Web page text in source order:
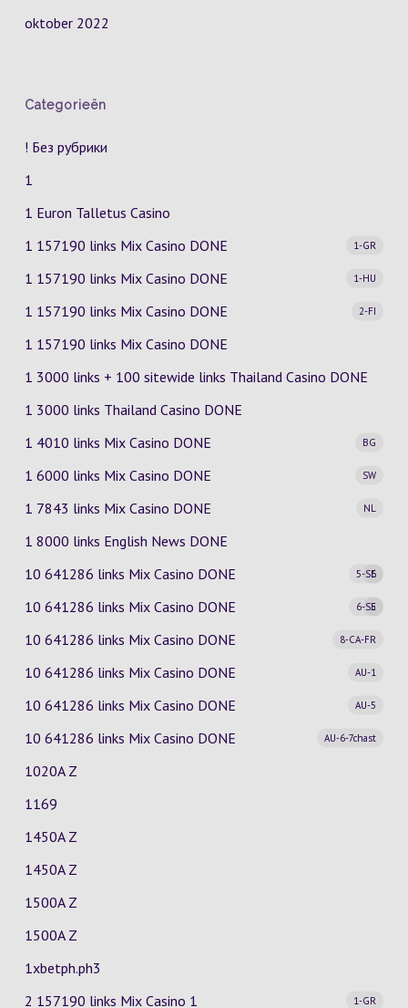
oktober 2022
Categorieën
! Без рубрики
1
1 Euron Talletus Casino
1 157190 links Mix Casino
1-GR
DONE
1 157190 links Mix Casino
1-HU
DONE
1 157190 links Mix Casino
2-FI
DONE
1 157190 links Mix Casino DONE
1 3000 links + 100 sitewide links Thailand Casino DONE
1 3000 links Thailand Casino DONE
1 4010 links Mix Casino
BG
DONE
1 6000 links Mix Casino
SW
DONE
1 7843 links Mix Casino
NL
DONE
1 8000 links English News DONE
10 641286 links Mix Casino
5-SE
6
DONE
10 641286 links Mix Casino
6-SE
5
DONE
10 641286 links Mix Casino
8-CA-FR
DONE
10 641286 links Mix Casino
AU-1
DONE
10 641286 links Mix Casino
AU-5
DONE
10 641286 links Mix Casino
AU-6-7chast
DONE
1020A Z
1169
1450A Z
1450A Z
1500A Z
1500A Z
1xbetph.ph3
2 157190 links Mix Casino
1-GR
1